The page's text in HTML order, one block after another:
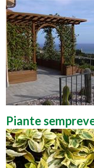
Piante